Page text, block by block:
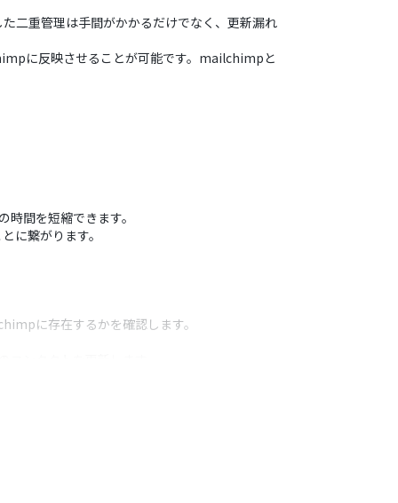
二重管理は手間がかかるだけでなく、更新漏れ
に反映させることが可能です。mailchimpと
間を短縮できます。
に繋がります。
に存在するかを確認します。